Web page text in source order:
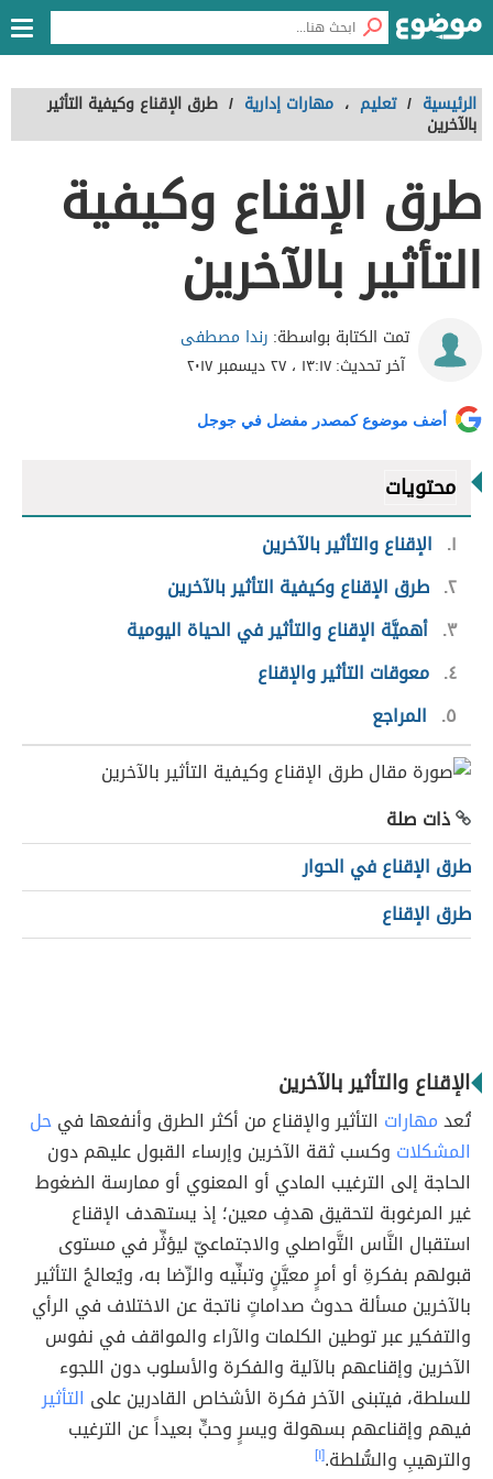
الرئيسية / تعليم ، مهارات إدارية / طرق الإقناع وكيفية التأثير
بالآخرين
طرق الإقناع وكيفية
التأثير بالآخرين
تمت الكتابة بواسطة: رندا مصطفى
آخر تحديث:١٣:١٧ ، ٢٧ ديسمبر ٢٠١٧
أضف موضوع كمصدر مفضل في جوجل
محتويات
١
الإقناع والتأثير بالآخرين
٢ طرق الإقناع وكيفية التأثير بالآخرين
٣ أهميَّة الإقناع والتأثير في الحياة اليومية
٤ معوقات التأثير والإقناع
٥
المراجع
ذات صلة
طرق الإقناع في الحوار
طرق الإقناع
الإقناع والتأثير بالآخرين
تُعدمهارات التأثير والإقناع من أكثر الطرق وأنفعها فيحل
المشكلات وكسب ثقة الآخرين وإرساء القبول عليهم دون
الحاجة إلى الترغيب المادي أو المعنوي أو ممارسة الضغوط
غير المرغوبة لتحقيق هدفٍ معين؛ إذ يستهدف الإقناع
استقبال النَّاس التَّواصلي والاجتماعيّ ليؤثِّر في مستوى
قبولهم بفكرةِ أو أمرٍ معيَّنٍ وتبنِّيه والرِّضا به، ويُعالجُ التأثير
بالآخرين مسألة حدوث صداماتٍ ناتجة عن الاختلاف في الرأي
والتفكير عبر توطين الكلمات والآراء والمواقف في نفوس
الآخرين وإقناعهم بالآلية والفكرة والأسلوب دون اللجوء
للسلطة، فيتبنى الآخر فكرة الأشخاص القادرين على التأثير
فيهم وإقناعهم بسهولة ويسرٍ وحبٍّ بعيداً عن الترغيب
والترهيبِ والسُّلطة.[١]